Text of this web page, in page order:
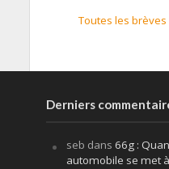
Toutes les brèves
Derniers
seb dans 66g :
automobile se met